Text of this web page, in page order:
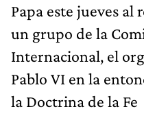
Papa este jueves al
un grupo de la
Internacional, el
Pablo VI en la
la Doctrina de la Fe